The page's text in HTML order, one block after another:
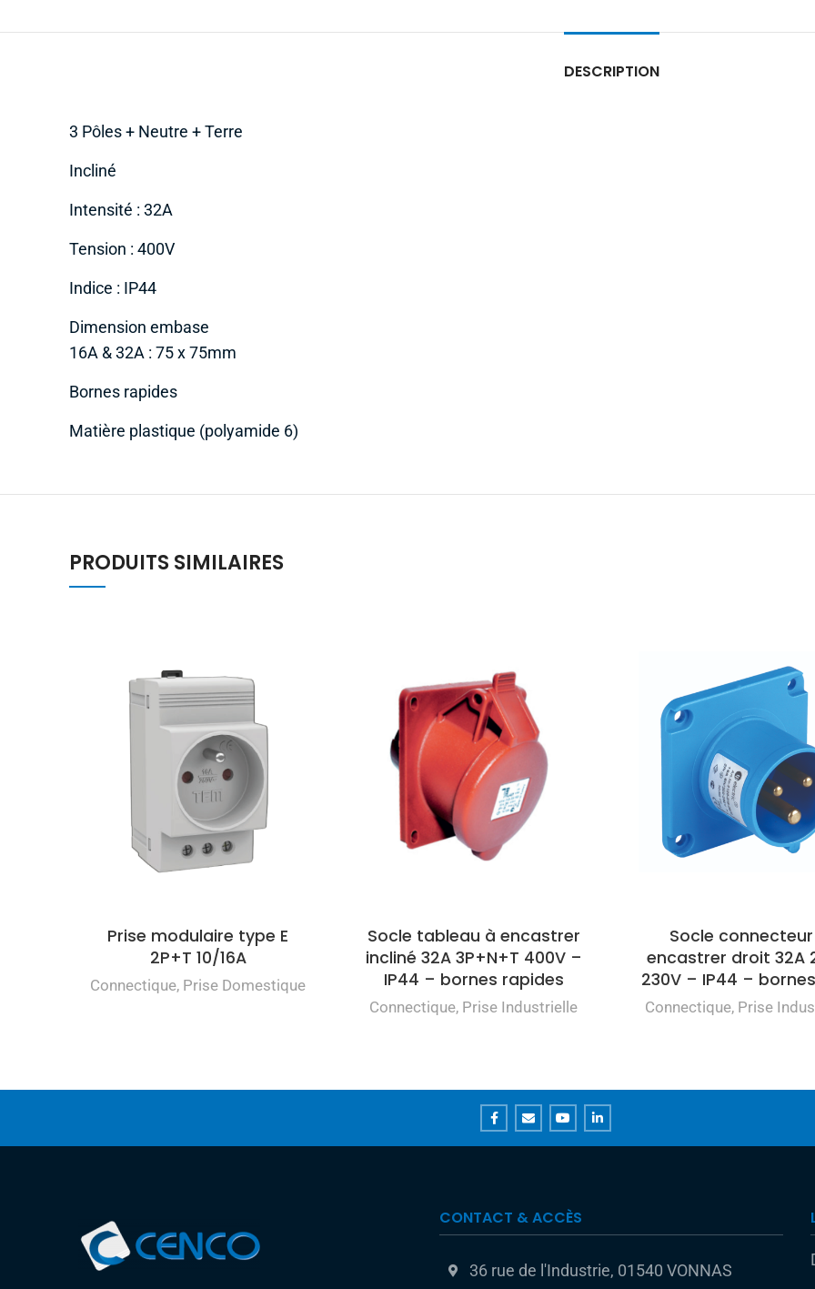
DESCRIPTION
3 Pôles + Neutre + Terre
Incliné
Intensité : 32A
Tension : 400V
Indice : IP44
Dimension embase
16A & 32A : 75 x 75mm
Bornes rapides
Matière plastique (polyamide 6)
PRODUITS SIMILAIRES
Prise modulaire type E
2P+T 10/16A
Connectique, Prise Domestique
Socle tableau à encastrer
incliné 32A 3P+N+T 400V –
IP44 – bornes rapides
Connectique, Prise Industrielle
Socle
encastrer droit 32A
230V – IP44 –
Connectique, Prise
CONTACT & ACCÈS
36 rue de l'Industrie, 01540 VONNAS